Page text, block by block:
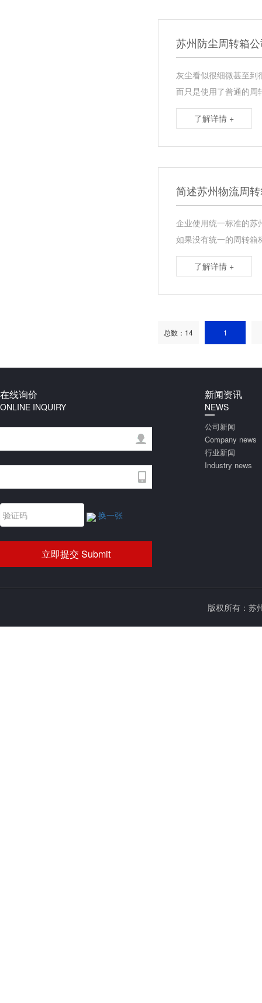
苏州防尘周转箱
灰尘看似很细微甚至
而只是使用了普通的
了解详情 +
简述苏州物流周
企业使用统一标准的苏
如果没有统一的周转
了解详情 +
总数：14 1
在线询价
ONLINE INQUIRY
换一张
新闻资讯
NEWS
公司新闻
Company news
行业新闻
Industry news
版权所有：苏